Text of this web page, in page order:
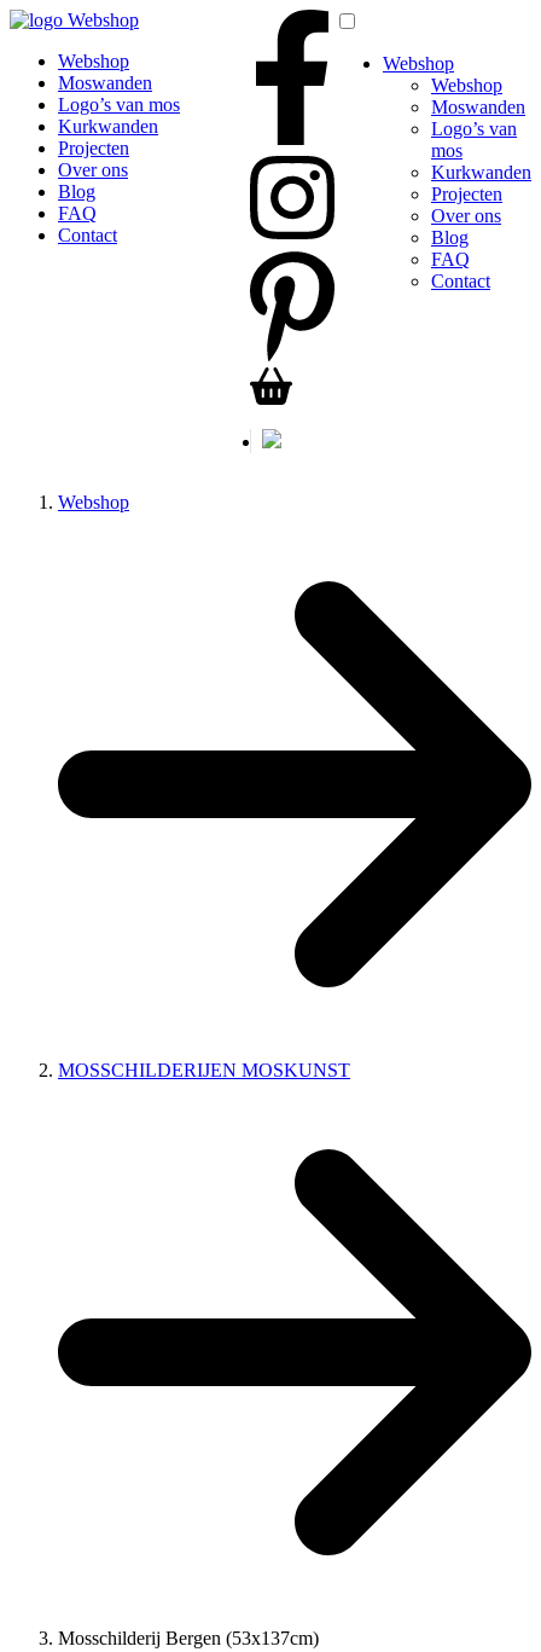
Webshop
Webshop
Moswanden
Logo’s van mos
Kurkwanden
Projecten
Over ons
Blog
FAQ
Contact
Webshop
Webshop
Moswanden
Logo’s van
mos
Kurkwanden
Projecten
Over ons
Blog
FAQ
Contact
Webshop
MOSSCHILDERIJEN MOSKUNST
Mosschilderij Bergen (53x137cm)